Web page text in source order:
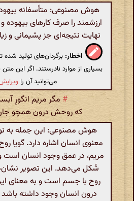
هوش مصنوعی: متأسفانه
ارزشمند را صرف کارهای بیهوده و
نهایت نتیجه‌ای جز پشیمانی و
اخطار: برگردان‌های تولید
بسیاری از موارد نادرستند. اگر این
می‌توانید آن را
# مگر مریم انگورِ
که روحش درون همچو
هوش مصنوعی: این جمله به
معنوی انسان اشاره دارد. گویا
مریم، در عمق وجود انسان است و
شَکل می‌دهد. این تصویر
روح با جسم است و به معنای
درون انسان وجود داشته باشد